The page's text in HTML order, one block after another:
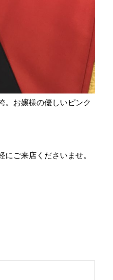
。お嬢様の優しいピンク
ご来店くださいませ。